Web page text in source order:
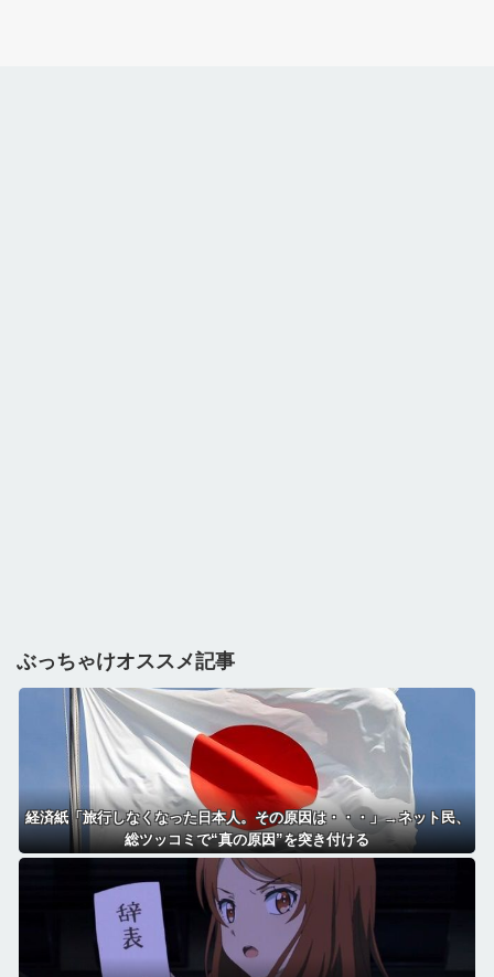
ぶっちゃけオススメ記事
経済紙「旅行しなくなった日本人。その原因は・・・」→ネット民、
総ツッコミで“真の原因”を突き付ける